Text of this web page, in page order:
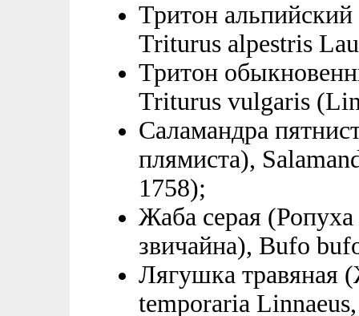
Тритон
Triturus alpestris
Тритон
Triturus vulgaris
Саламандра
плямиста),
1758);
Жаба серая (Ропуха
звичайна), Bufo
Лягушка травяная
temporaria